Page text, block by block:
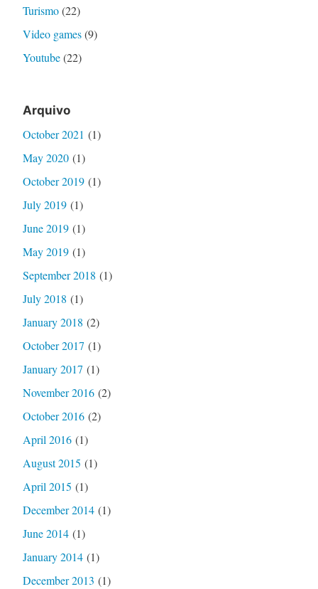
Turismo(22)
Video games(9)
Youtube(22)
Arquivo
October 2021 (1)
May 2020(1)
October 2019(1)
July 2019(1)
June 2019(1)
May 2019(1)
September 2018 (1)
July 2018 (1)
January 2018 (2)
October 2017 (1)
January 2017 (1)
November 2016(2)
October 2016(2)
April 2016(1)
August 2015 (1)
April 2015 (1)
December 2014(1)
June 2014(1)
January 2014(1)
December 2013 (1)